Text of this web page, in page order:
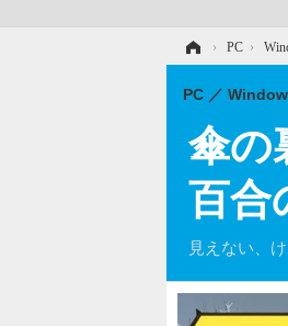
› PC ›
傘の
百合
見えない、
PC